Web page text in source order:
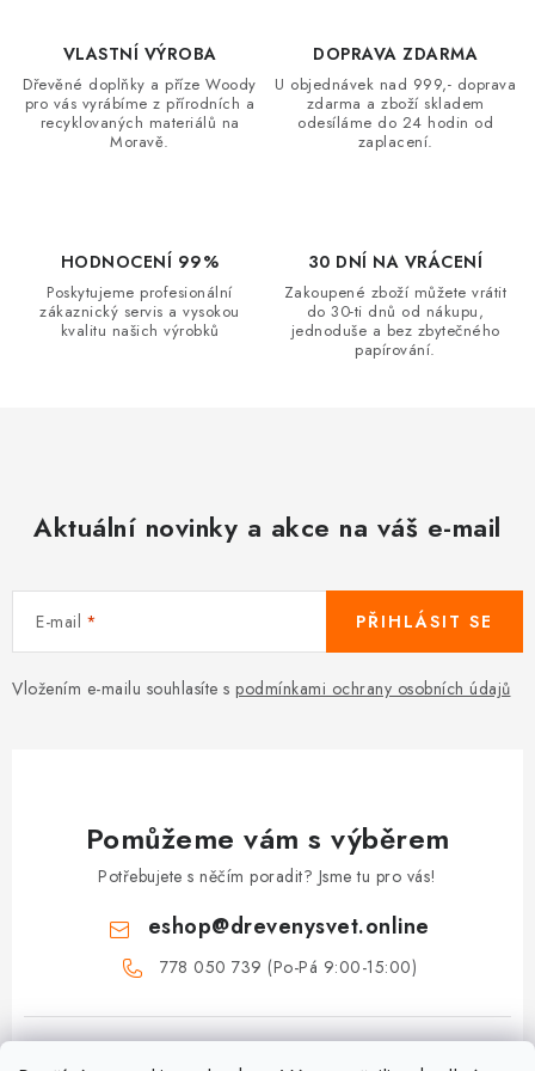
ká
VLASTNÍ VÝROBA
Dřevěné doplňky a příze Woody
pro vás vyrábíme z přírodních a
recyklovaných materiálů na
Moravě.
DOPRAVA ZDARMA
U objednávek nad 999,- doprava
zdarma a zboží skladem
odesíláme do 24 hodin od
zaplacení.
HODNOCENÍ 99%
Poskytujeme profesionální
zákaznický servis a vysokou
kvalitu našich výrobků
30 DNÍ NA VRÁCENÍ
Zakoupené zboží můžete vrátit
do 30-ti dnů od nákupu,
jednoduše a bez zbytečného
papírování.
Aktuální novinky a akce na váš e-mail
E-mail
Vložením e-mailu souhlasíte s podmínkami ochrany osobních údajů
PŘIHLÁSIT SE
Pomůžeme vám s výběrem
Potřebujete s něčím poradit? Jsme tu pro vás!
eshop@drevenysvet.online
778 050 739 (Po-Pá 9:00-15:00)